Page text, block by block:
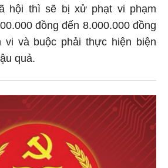
hội thì sẽ bị xử phạt vi phạm
đồng đến 8.000.000 đồng
vi và buộc phải thực hiện biện
quả.